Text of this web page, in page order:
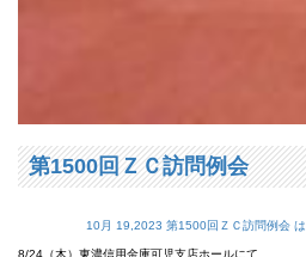
第1500回ＺＣ訪問例会
10月 19,2023 第1500回ＺＣ訪問例会 は
8/24（木）東濃信用金庫可児支店ホールにて